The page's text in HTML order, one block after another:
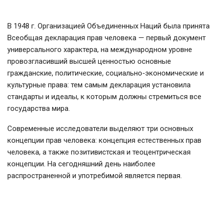
В 1948 г. Организацией Объединенных Наций была принята
Всеобщая декларация прав человека — первый документ
универсального характера, на международном уровне
провозгласивший высшей ценностью основные
гражданские, политические, социально-экономические и
культурные права: тем самым декларация установила
стандарты и идеалы, к которым должны стремиться все
государства мира.
Современные исследователи выделяют три основных
концепции прав человека: концепция естественных прав
человека, а также позитивистская и теоцентрическая
концепции. На сегодняшний день наиболее
распространенной и употребимой является первая.